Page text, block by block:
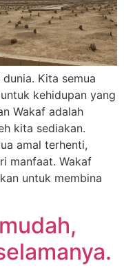
Kita semua
kehidupan yang
Wakaf adalah
kita sediakan.
amal terhenti,
manfaat. Wakaf
untuk membina